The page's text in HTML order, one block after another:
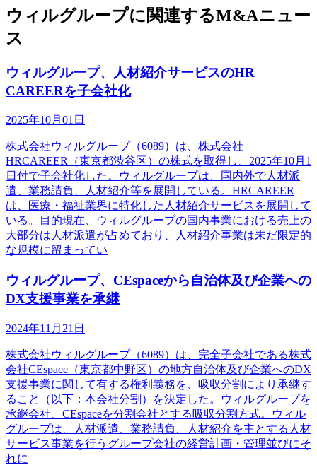
ウィルグループに関連するM&Aニュー
ス
ウィルグループ、人材紹介サービスのHR
CAREERを子会社化
2025年10月01日
株式会社ウィルグループ（6089）は、株式会社
HRCAREER（東京都渋谷区）の株式を取得し、2025年10月1
日付で子会社化した。ウィルグループは、国内外で人材派
遣、業務請負、人材紹介等を展開している。HRCAREER
は、医療・福祉業界に特化した人材紹介サービスを展開して
いる。目的現在、ウィルグループの国内事業における売上の
大部分は人材派遣が占めており、人材紹介事業は未だ限定的
な規模に留まってい
ウィルグループ、CEspaceから自治体及び企業への
DX支援事業を承継
2024年11月21日
株式会社ウィルグループ（6089）は、完全子会社である株式
会社CEspace（東京都中野区）の地方自治体及び企業へのDX
支援事業に関して有する権利義務を、吸収分割により承継す
ること（以下：本会社分割）を決定した。ウィルグループを
承継会社、CEspaceを分割会社とする吸収分割方式。ウィル
グループは、人材派遣、業務請負、人材紹介を主とする人材
サービス事業を行うグループ会社の経営計画・管理並びにそ
れに